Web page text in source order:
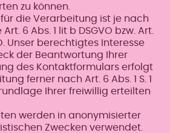
zu können.
die Verarbeitung ist je nach
6 Abs. 1 lit b DSGVO bzw. Art.
Unser berechtigtes Interesse
der Beantwortung Ihrer
des Kontaktformulars erfolgt
ferner nach Art. 6 Abs. 1 S. 1
Ihrer freiwillig erteilten
werden in anonymisierter
Zwecken verwendet.